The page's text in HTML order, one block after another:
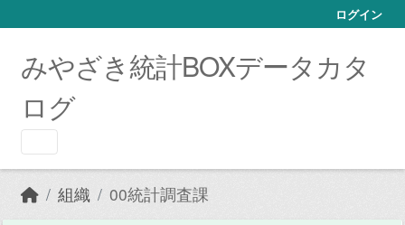
ログイン
みやざき統計BOXデータカタ
ログ
組織 00統計調査課